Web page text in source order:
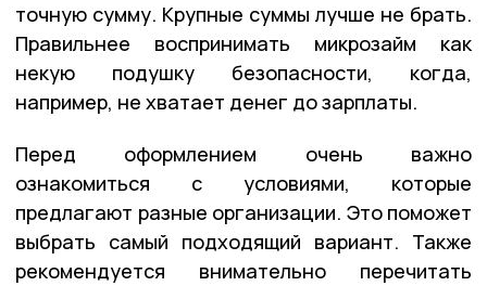
точную сумму. Крупные суммы лучше не брать.
Правильнее воспринимать микрозайм как
некую подушку безопасности, когда,
например, не хватает денег до зарплаты.
Перед оформлением очень важно
ознакомиться с условиями, которые
предлагают разные организации. Это поможет
выбрать самый подходящий вариант. Также
рекомендуется внимательно перечитать